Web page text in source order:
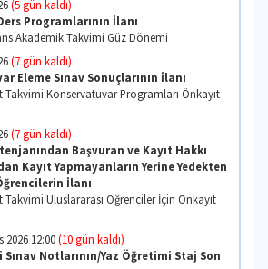
Sınavı
Takvimi Moda Tasarımı Programı /
ve Pazarlama Programı Önkayıt Takvimi
09:00 - 12 Ağustos 2026 16:00
Kontenjanından Başvuran
Takvimi Uluslararası Öğrenciler İçin
09:00 - 21 Ağustos 2026 17:00(3 gün kaldı)
Yatay Geçiş Başvuruları
Geçiş, Çap, Yandal ve Ders İntibak
Yandal ve Ders İntibak Süreci